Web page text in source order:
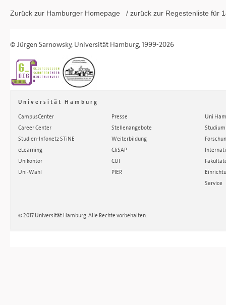
Zurück zur Hamburger Homepage / zurück zur Regestenliste für
© Jürgen Sarnowsky, Universität Hamburg, 1999-2026